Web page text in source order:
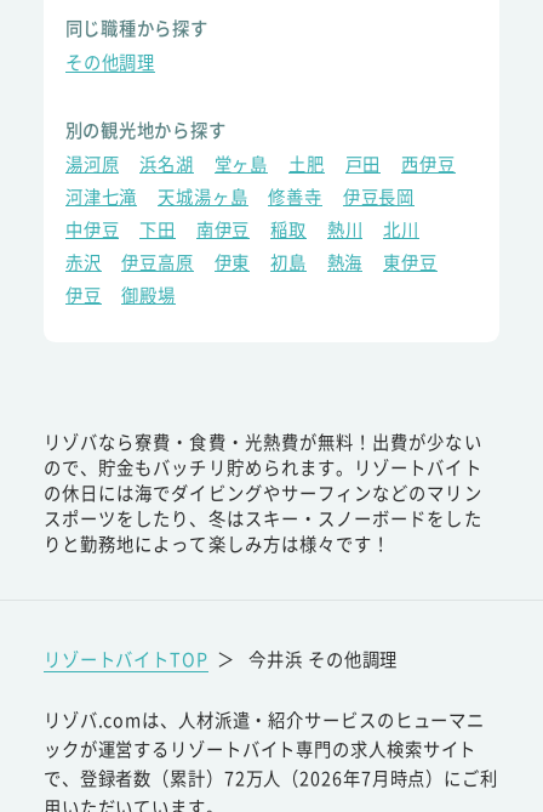
同じ職種から探す
その他調理
別の観光地から探す
湯河原
浜名湖 堂ヶ島 土肥 戸田
西伊豆
河津七滝
天城湯ヶ島 修善寺
伊豆長岡
中伊豆
下田 南伊豆 稲取 熱川
北川
赤沢
伊豆高原 伊東 初島 熱海
東伊豆
伊豆
御殿場
リゾバなら寮費・食費・光熱費が無料！出費が少ない
ので、貯金もバッチリ貯められます。リゾートバイト
の休日には海でダイビングやサーフィンなどのマリン
スポーツをしたり、冬はスキー・スノーボードをした
りと勤務地によって楽しみ方は様々です！
リゾートバイトTOP ＞ 今井浜 その他調理
リゾバ.comは、人材派遣・紹介サービスのヒューマニ
ックが運営するリゾートバイト専門の求人検索サイト
で、登録者数（累計）72万人（2026年7月時点）にご利
用いただいています。